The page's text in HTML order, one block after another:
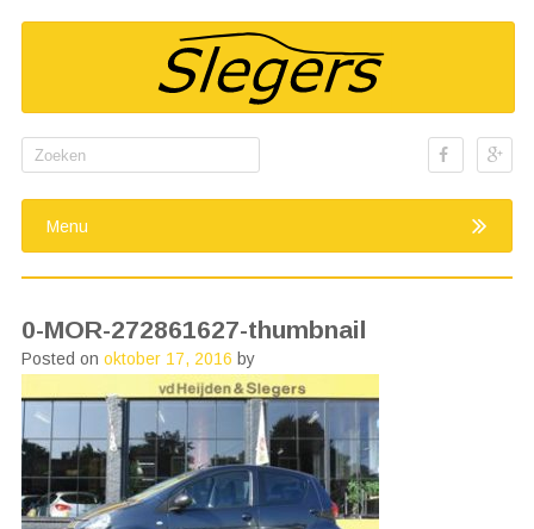
Search
Menu
0-MOR-272861627-thumbnail
Posted on oktober 17, 2016 by